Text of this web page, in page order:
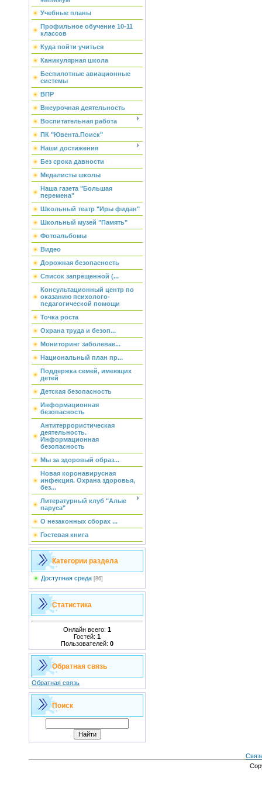
Учебные планы
Профильное обучение 10-11
классов
Куда пойти учиться
Каникулярная школа
Беспилотные авиационные
системы
ВПР
Внеурочная деятельность
Воспитательная работа
ПК "Ювента.Поиск"
Наши достижения
Без срока давности
Медалисты школы
Наша газета "Большая
перемена"
Школьный театр "Иры фидан"
Школьный музей "Память"
Фотоальбомы
Видео
Дорожная безопасность
Список запрещенной (...
Консультационный центр по
оказанию психолого-
педагогической помощи
Точка роста
Охрана труда и безоп...
Мониторинг заболевае...
Национальный план пр...
Поддержка семей, имеющих
детей
Детская безопасность
Информационная
безопасность
Антитеррористическая
деятельность.
Информационная
безопасность
Мы за здоровый образ...
Новая коронавирусная
инфекция. Охрана здоровья,
без...
Литературный клуб "Алые
паруса"
О незаконных сборах ...
Гостевая книга
Категории раздела
Доступная среда [86]
Статистика
Онлайн всего: 1
Гостей: 1
Пользователей: 0
Обратная связь
Обратная связь
Поиск